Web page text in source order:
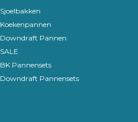
Sjoelbakken
Koekenpannen
Downdraft Pannen
SALE
BK Pannensets
Downdraft Pannensets